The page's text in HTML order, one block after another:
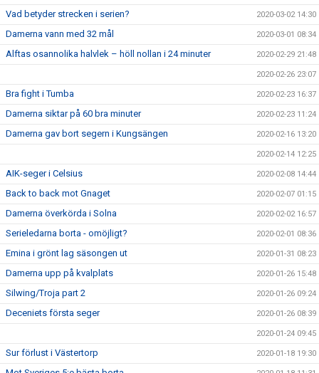
Vad betyder strecken i serien? 2020-03-02 14:30
Damerna vann med 32 mål 2020-03-01 08:34
Alftas osannolika halvlek – höll nollan i 24 minuter 2020-02-29 21:48
2020-02-26 23:07
Bra fight i Tumba 2020-02-23 16:37
Damerna siktar på 60 bra minuter 2020-02-23 11:24
Damerna gav bort segern i Kungsängen 2020-02-16 13:20
2020-02-14 12:25
AIK-seger i Celsius 2020-02-08 14:44
Back to back mot Gnaget 2020-02-07 01:15
Damerna överkörda i Solna 2020-02-02 16:57
Serieledarna borta - omöjligt? 2020-02-01 08:36
Emina i grönt lag säsongen ut 2020-01-31 08:23
Damerna upp på kvalplats 2020-01-26 15:48
Silwing/Troja part 2 2020-01-26 09:24
Deceniets första seger 2020-01-26 08:39
2020-01-24 09:45
Sur förlust i Västertorp 2020-01-18 19:30